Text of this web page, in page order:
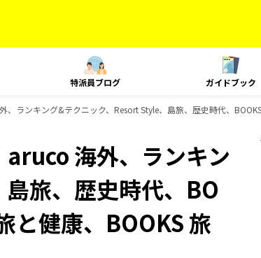
特派員ブログ ガイドブック
ランキング&テクニック、Resort Style、島旅、歴史時代、
海外、ランキン
旅、歴史時代、BO
と健康、BOOKS 旅